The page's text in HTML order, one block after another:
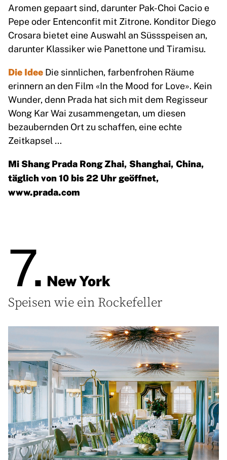
Aromen gepaart sind, darunter Pak-Choi Cacio e
Pepe oder Entenconfit mit Zitrone. Konditor Diego
Crosara bietet eine Auswahl an Süssspeisen an,
darunter Klassiker wie Panettone und Tiramisu.
Die Idee Die sinnlichen, farbenfrohen Räume
erinnern an den Film «In the Mood for Love». Kein
Wunder, denn Prada hat sich mit dem Regisseur
Wong Kar Wai zusammengetan, um diesen
bezaubernden Ort zu schaffen, eine echte
Zeitkapsel …
Mi Shang Prada Rong Zhai, Shanghai, China,
täglich von 10 bis 22 Uhr geöffnet,
www.prada.com
7. New York
Speisen wie ein Rockefeller